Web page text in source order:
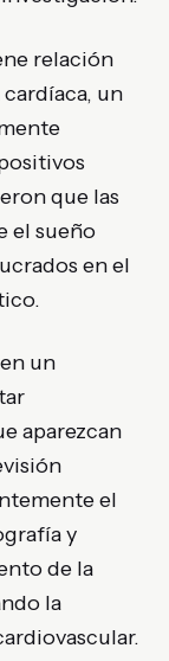
relación
un
que las
el sueño
en el
un
aparezcan
el
y
de la
la